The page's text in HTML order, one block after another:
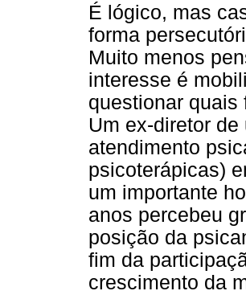
É lógico, mas
forma
Muito menos
interesse é
questionar quais
Um ex-diretor
atendimento
psicoterápicas)
um importante
anos percebeu
posição da
fim da
crescimento da